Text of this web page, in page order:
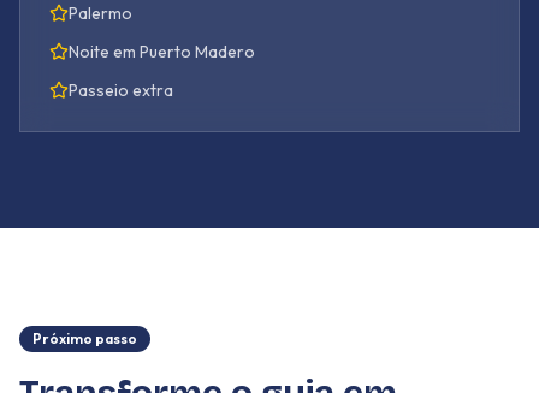
Palermo
Noite em Puerto Madero
Passeio extra
Próximo passo